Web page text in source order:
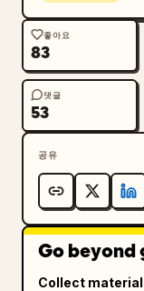
좋아요
83
댓글
53
공유
Go beyond
Collect